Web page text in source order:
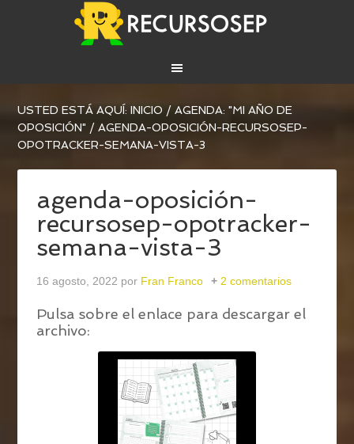
USTED ESTÁ AQUÍ:INICIO / AGENDA: "MI AÑO DE
OPOSICIÓN" / AGENDA-OPOSICIÓN-RECURSOSEP-
OPOTRACKER-SEMANA-VISTA-3
agenda-oposición-
recursosep-opotracker-
semana-vista-3
16 agosto, 2022 por Fran Franco 2 comentarios
Pulsa sobre el enlace para descargar el
archivo: